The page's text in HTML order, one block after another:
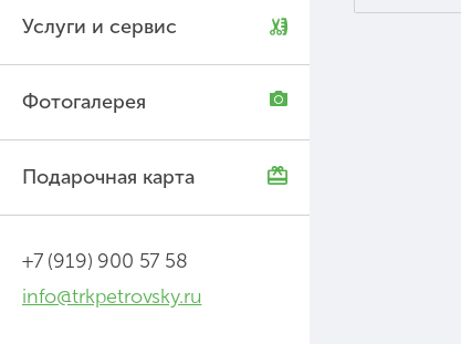
Услуги и сервис
Фотогалерея
Подарочная карта
+7 (919) 900 57 58
info@trkpetrovsky.ru